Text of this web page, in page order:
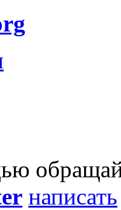
написать